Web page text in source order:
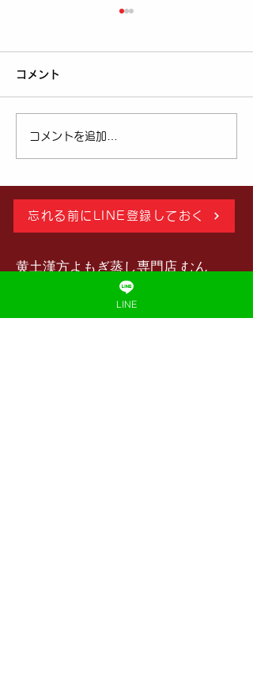
それ、本当に好転反応？
い・眠い」の正体と対処
むん《埼玉県川越市》】
コメント
コメントを追加…
忘れる前にLINE登録しておく
黄土漢方よもぎ蒸し専門店 むん
​（黄土100%・無農薬漢方）
Asuca黄土漢方蒸し正規代理店
「毒ツボ®︎」は当店の登録商標です
LINE